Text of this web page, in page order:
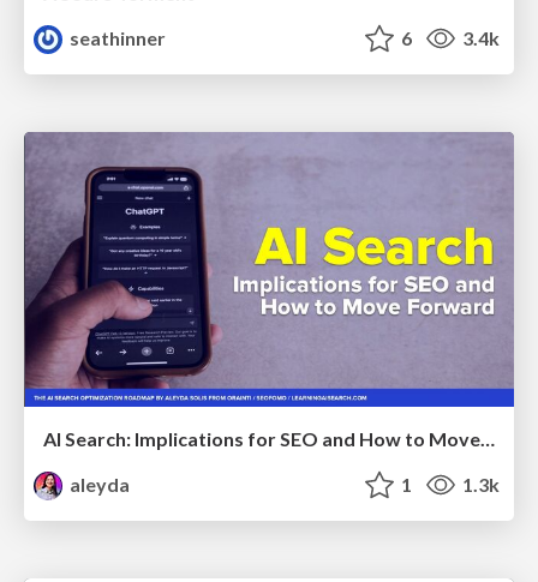
seathinner
6 3.4k
AI Search: Implications for SEO and How to Move Forward - #ShenzhenSEOConference
aleyda
1 1.3k